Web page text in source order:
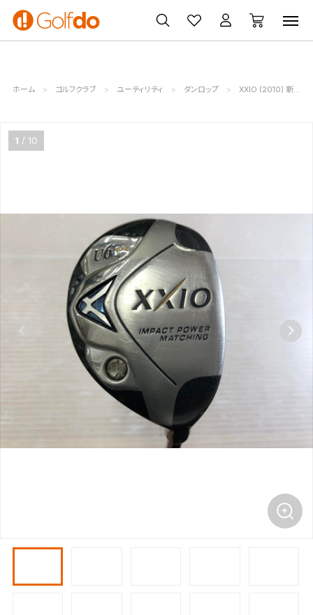
ゴルフ
クラブ
ゴルフ用品
買取
無料査定
クーポン
一覧
ホーム ゴルフクラブ ユーティリティ ダンロップ XXIO (2010) 新・ゼクシオ
1 10